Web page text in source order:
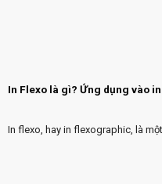
In Flexo là gì? Ứng dụng vào
In flexo, hay in flexographic, là